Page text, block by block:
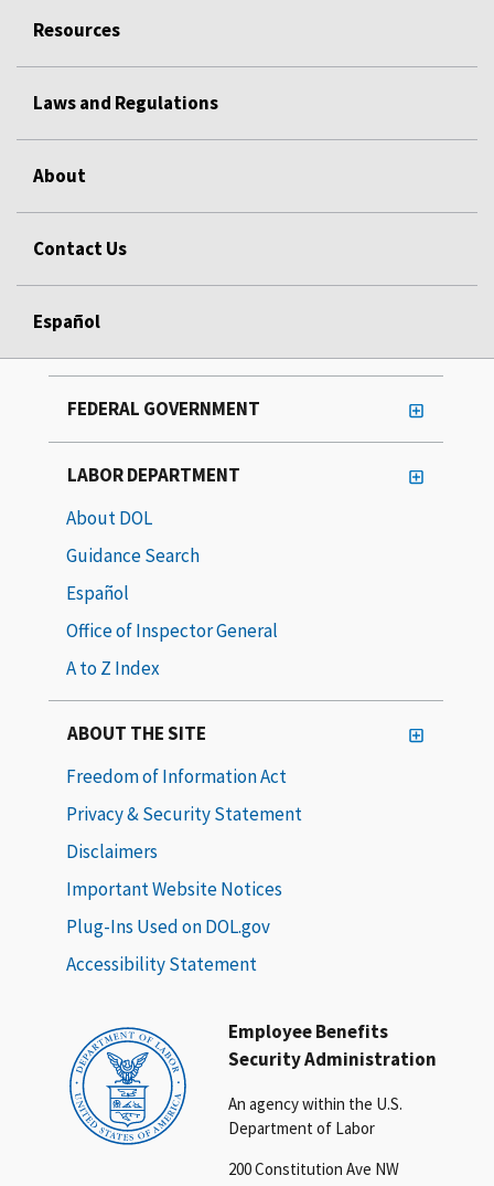
Resources
Laws and Regulations
About
Contact Us
Español
Employee Benefits
Security Administration
An agency within the U.S.
Department of Labor
200 Constitution Ave NW
FEDERAL GOVERNMENT
LABOR DEPARTMENT
About DOL
Guidance Search
Español
Office of Inspector General
A to Z Index
ABOUT THE SITE
Freedom of Information Act
Privacy & Security Statement
Disclaimers
Important Website Notices
Plug-Ins Used on DOL.gov
Accessibility Statement